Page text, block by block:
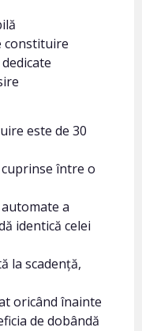
constituire
este de 30
între o
a
identică celei
la scadență,
oricând înainte
de dobândă